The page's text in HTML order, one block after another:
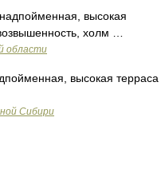
высокая
холм …
области
высокая терраса
Сибири